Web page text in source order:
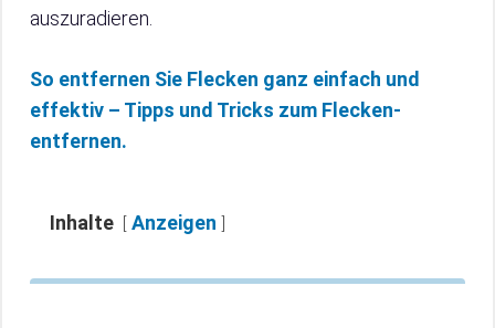
auszuradieren.
So entfernen Sie Flecken ganz einfach und
effektiv – Tipps und Tricks zum Flecken-
entfernen.
Inhalte Anzeigen